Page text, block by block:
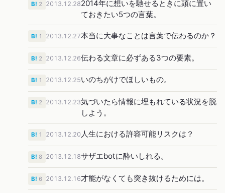
2013.12.282014年に想いを馳せるときに頭に置い
ておきたい5つの言葉。
B! 2
2013.12.27本当に大事なことは言葉で伝わるのか？
B! 1
2013.12.26伝わる文章に必ずある3つの要素。
B! 2
2013.12.25いのちがけでほしいもの。
B! 1
2013.12.23気づいたら情報に埋もれている状況を脱
しよう。
B! 2
2013.12.20 人生における許容可能リスクは？
B! 1
2013.12.18サザエbotに酔いしれる。
B! 8
2013.12.16才能がなくても突き抜けるためには。
B! 6